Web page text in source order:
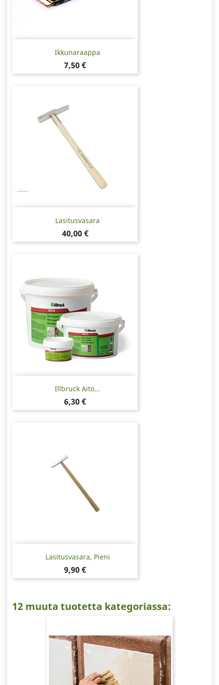
Ikkunaraappa
Hinta
7,50 €
Lasitusvasara
Hinta
40,00 €
Illbruck Aito...
Hinta
6,30 €
Lasitusvasara, Pieni
Hinta
9,90 €
12 muuta tuotetta kategoriassa: